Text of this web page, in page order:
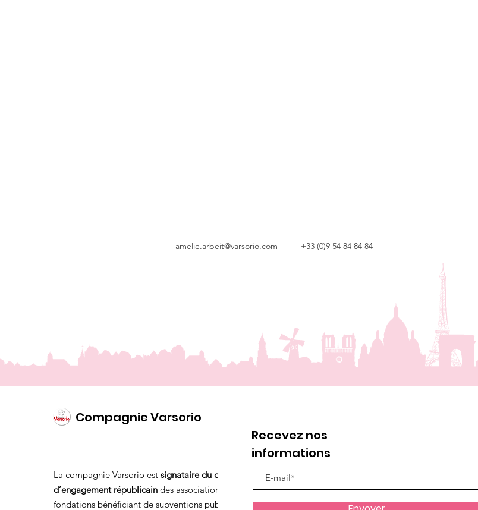
amelie.arbeit@varsorio.com +33 (0)9 54 84 84 84
Compagnie Varsorio
La compagnie Varsorio est signataire du contrat
d’engagement républicain des associations et
fondations bénéficiant de subventions publiques
Recevez nos
informations